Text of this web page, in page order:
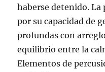
haberse detenido.
por su capacidad de
profundas con
equilibrio entre la
Elementos de